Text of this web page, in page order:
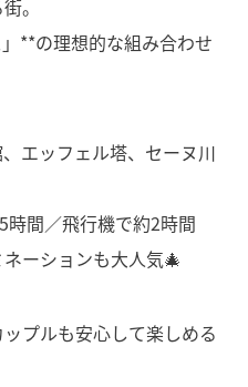
。
**の理想的な組み合わせ
エッフェル塔、セーヌ川
時間／飛行機で約2時間
ーションも大人気🎄
プルも安心して楽しめる